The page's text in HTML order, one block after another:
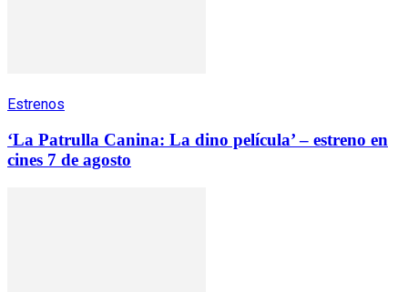
Estrenos
‘La Patrulla Canina: La dino película’ – estreno en
cines 7 de agosto